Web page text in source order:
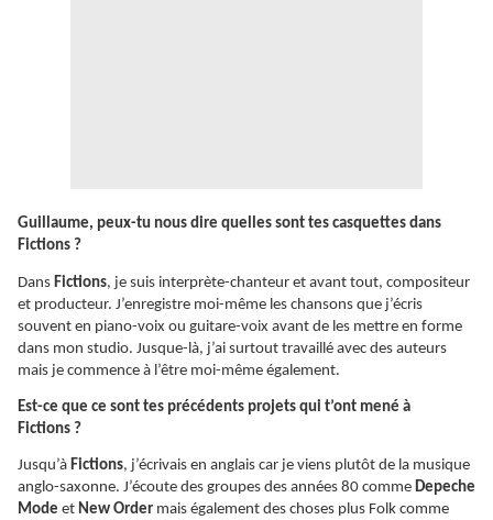
Guillaume, peux-tu nous dire quelles sont tes casquettes dans
Fictions ?
Dans Fictions, je suis interprète-chanteur et avant tout, compositeur
et producteur. J’enregistre moi-même les chansons que j’écris
souvent en piano-voix ou guitare-voix avant de les mettre en forme
dans mon studio. Jusque-là, j’ai surtout travaillé avec des auteurs
mais je commence à l’être moi-même également.
Est-ce que ce sont tes précédents projets qui t’ont mené à
Fictions ?
Jusqu’à Fictions, j’écrivais en anglais car je viens plutôt de la musique
anglo-saxonne. J’écoute des groupes des années 80 comme Depeche
Mode et New Order mais également des choses plus Folk comme